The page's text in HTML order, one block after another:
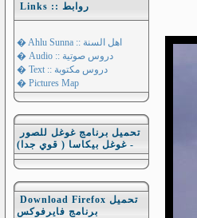
Links :: روابط
� Ahlu Sunna :: اهل السنة
� Audio :: دروس صوتية
� Text :: دروس مكتوبة
� Pictures Map
تحميل برنامج غوغل للصور
- غوغل بيكاسا ( قوي جدا)
Download Firefox تحميل
برنامج فايرفوكس